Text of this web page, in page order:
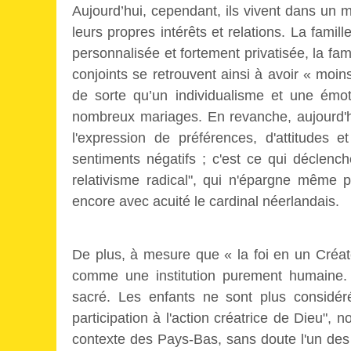
Aujourd’hui, cependant, ils vivent dans un
leurs propres intérêts et relations. La
personnalisée et fortement privatisée, la
conjoints se retrouvent ainsi à avoir «
de sorte qu’un individualisme et une
nombreux mariages. En revanche,
l'expression de préférences,
sentiments négatifs ; c'est ce qui
relativisme radical", qui n'épargne même
encore avec acuité le cardinal néerlandais.
De plus, à mesure que « la foi en un
comme une institution purement
sacré. Les enfants ne sont plus
participation à l'action créatrice de Dieu",
contexte des Pays-Bas, sans doute l'un